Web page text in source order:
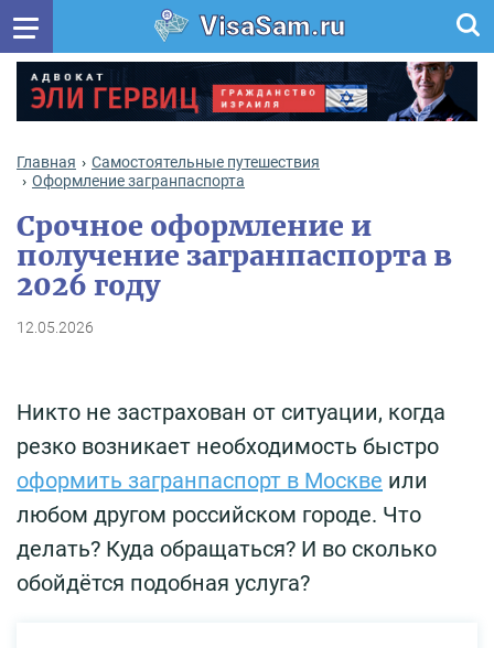
VisaSam.ru
Главная
Самостоятельные путешествия
Оформление загранпаспорта
Срочное оформление и
получение загранпаспорта в
2026 году
12.05.2026
Никто не застрахован от ситуации, когда
резко возникает необходимость быстро
оформить загранпаспорт в Москве или
любом другом российском городе. Что
делать? Куда обращаться? И во сколько
обойдётся подобная услуга?